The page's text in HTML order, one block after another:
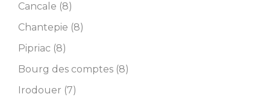
Cancale (8)
Chantepie (8)
Pipriac (8)
Bourg des comptes (8)
Irodouer (7)